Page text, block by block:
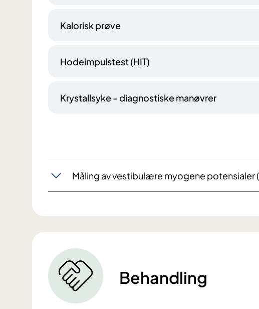
Kalorisk prøve
Hodeimpulstest (HIT)
Krystallsyke - diagnostiske manøvrer
Måling av vestibulære myogene potensialer
Behandling